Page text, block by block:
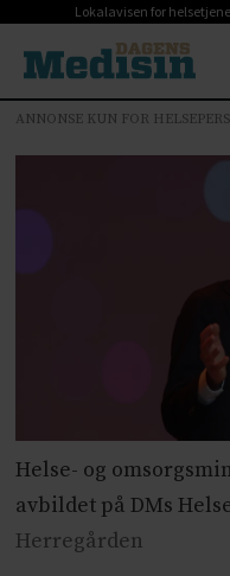
Lokalavisen for
ANNONSE KUN FOR
Helse- og
avbildet på DMs
Herregården